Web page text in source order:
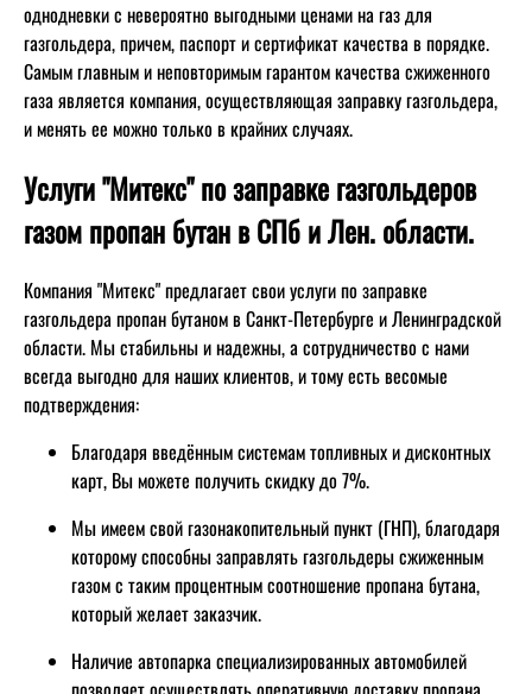
однодневки с невероятно выгодными ценами на газ для
газгольдера, причем, паспорт и сертификат качества в порядке.
Самым главным и неповторимым гарантом качества сжиженного
газа является компания, осуществляющая заправку газгольдера,
и менять ее можно только в крайних случаях.
Услуги "Митекс" по заправке газгольдеров
газом пропан бутан в СПб и Лен. области.
Компания "Митекс" предлагает свои услуги по заправке
газгольдера пропан бутаном в Санкт-Петербурге и Ленинградской
области. Мы стабильны и надежны, а сотрудничество с нами
всегда выгодно для наших клиентов, и тому есть весомые
подтверждения:
Благодаря введённым системам топливных и дисконтных
карт, Вы можете получить скидку до 7%.
Мы имеем свой газонакопительный пункт (ГНП), благодаря
которому способны заправлять газгольдеры сжиженным
газом с таким процентным соотношение пропана бутана,
который желает заказчик.
Наличие автопарка специализированных автомобилей